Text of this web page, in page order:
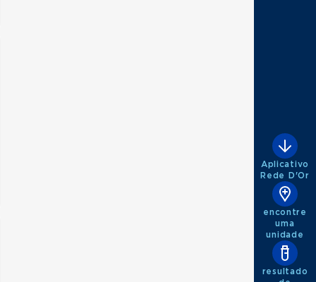
Aplicativo
Rede D'Or
encontre
uma
unidade
resultado